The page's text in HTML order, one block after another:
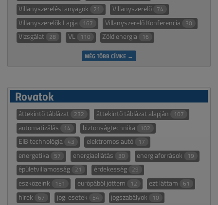
Villanyszerelési anyagok 21 Villanyszerelő 74
Villanyszerelők Lapja 167 Villanyszerelő Konferencia 30
Vizsgálat 28 VL 110 Zöld energia 16
MÉG TÖBB CÍMKE →
Rovatok
áttekintő táblázat 232 áttekintő táblázat alapján 107
automatizálás 14 biztonságtechnika 102
EIB technológia 43 elektromos autó 17
energetika 57 energiaellátás 30 energiaforrások 19
épületvillamosság 21 érdekesség 29
eszközeink 151 európából jöttem 12 ezt láttam 61
hírek 67 jogi esetek 54 jogszabályok 10